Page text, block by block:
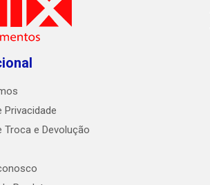
Privacidade
Troca e Devolução